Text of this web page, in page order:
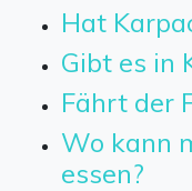
Hat
Gibt es in
Fährt der
Wo kann
essen?